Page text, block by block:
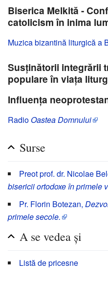
Biserica Melkită -
catolicism în inima
Muzica bizantină liturgică a
Susţinătorii integrării
populare în viaţa
Influenţa
RadioOastea Domnului
Surse
Preot prof. dr. Nicolae
bisericii ortodoxe în primele
Pr. Florin Botezan,
primele secole.
A se vedea și
Listă de pricesne